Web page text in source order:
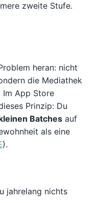
zweite Stufe.
heran: nicht
die Mediathek
Im App Store
Prinzip: Du
Batches auf
als eine
).
jahrelang nichts